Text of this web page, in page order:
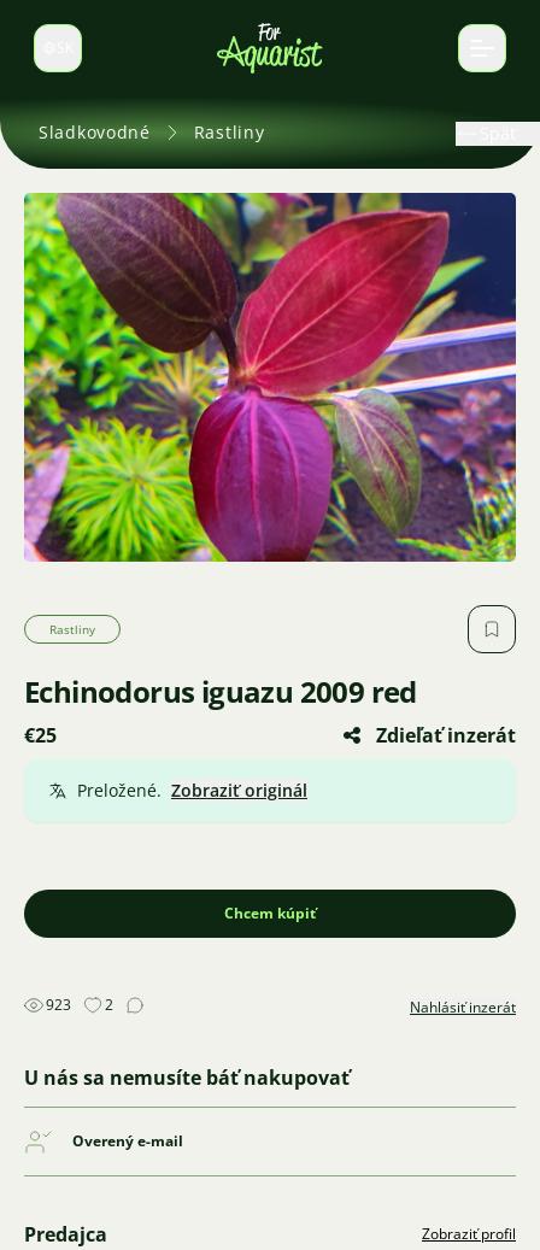
Prepnúť jazyk
Sladkovodné Rastliny
Rastliny
Echinodorus iguazu 2009 red
€25 Zdieľať inzerát
Preložené. Zobraziť originál
Chcem kúpiť
923 2 Nahlásiť inzerát
U nás sa nemusíte báť nakupovať
Overený e-mail
Predajca Zobraziť profil